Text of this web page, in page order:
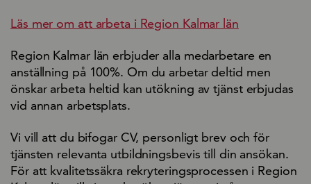
Läs mer om att arbeta i Region Kalmar län
Region Kalmar län erbjuder alla medarbetare en
anställning på 100%. Om du arbetar deltid men
önskar arbeta heltid kan utökning av tjänst erbjudas
vid annan arbetsplats.
Vi vill att du bifogar CV, personligt brev och för
tjänsten relevanta utbildningsbevis till din ansökan.
För att kvalitetssäkra rekryteringsprocessen i Region